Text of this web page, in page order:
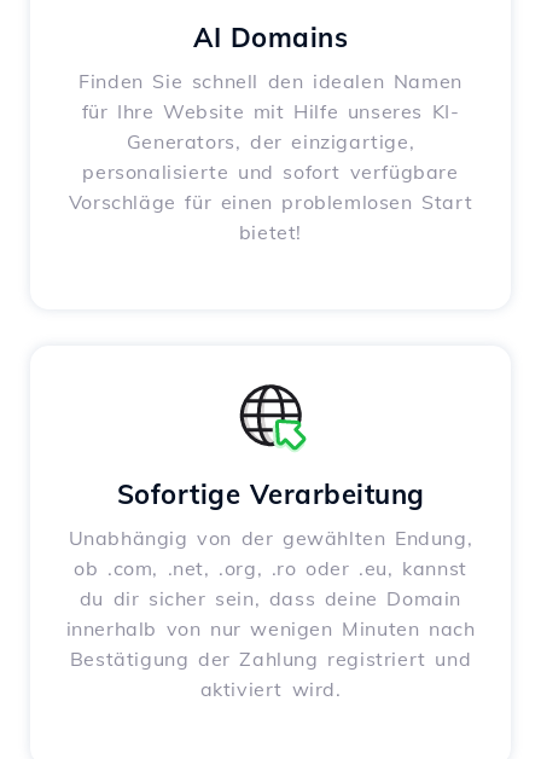
AI Domains
Finden Sie schnell den idealen Namen
für Ihre Website mit Hilfe unseres KI-
Generators, der einzigartige,
personalisierte und sofort verfügbare
Vorschläge für einen problemlosen Start
bietet!
Sofortige Verarbeitung
Unabhängig von der gewählten Endung,
ob .com, .net, .org, .ro oder .eu, kannst
du dir sicher sein, dass deine Domain
innerhalb von nur wenigen Minuten nach
Bestätigung der Zahlung registriert und
aktiviert wird.